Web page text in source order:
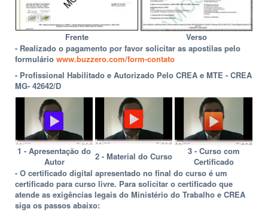
Frente
Verso
- Realizado o pagamento por favor solicitar as apostilas pelo
formulário www.buzzero.com/form-contato
- Profissional Habilitado e Autorizado Pelo CREA e MTE - CREA
MG- 42642/D
1 - Apresentação do
Autor
2 - Material do Curso
3 - Curso com
Certificado
- O certificado digital apresentado no final do curso é um
certificado para curso livre. Para solicitar o certificado que
atende as exigências legais do Ministério do Trabalho e CREA
siga os passos abaixo: